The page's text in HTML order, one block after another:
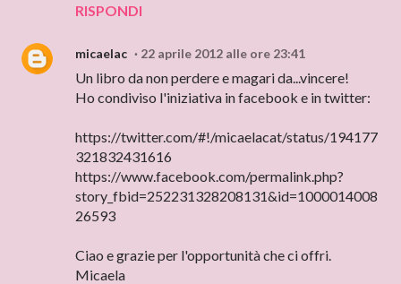
RISPONDI
micaelac 22 aprile 2012 alle ore 23:41
Un libro da non perdere e magari da...vincere!
Ho condiviso l'iniziativa in facebook e in twitter:
https://twitter.com/#!/micaelacat/status/194177
321832431616
https://www.facebook.com/permalink.php?
story_fbid=252231328208131&id=1000014008
26593
Ciao e grazie per l'opportunità che ci offri.
Micaela